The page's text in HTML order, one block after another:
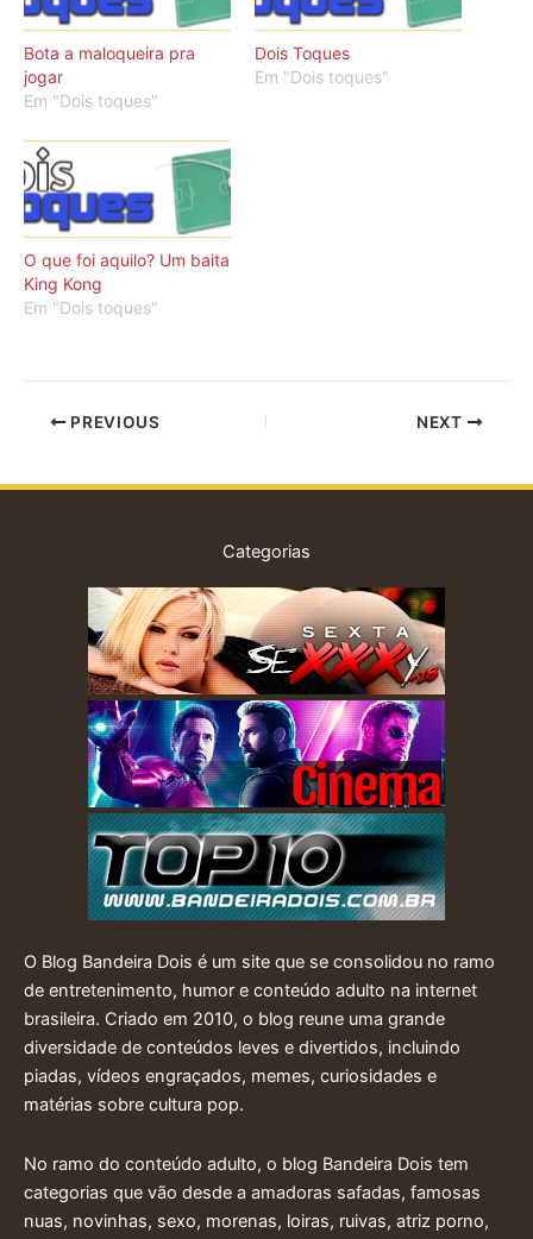
Bota a maloqueira pra
jogar
Em "Dois toques"
Dois Toques
Em "Dois toques"
O que foi aquilo? Um baita
King Kong
Em "Dois toques"
PREVIOUS NEXT
Categorias
O Blog Bandeira Dois é um site que se consolidou no ramo
de entretenimento, humor e conteúdo adulto na internet
brasileira. Criado em 2010, o blog reune uma grande
diversidade de conteúdos leves e divertidos, incluindo
piadas, vídeos engraçados, memes, curiosidades e
matérias sobre cultura pop.
No ramo do conteúdo adulto, o blog Bandeira Dois tem
categorias que vão desde a amadoras safadas, famosas
nuas, novinhas, sexo, morenas, loiras, ruivas, atriz porno,